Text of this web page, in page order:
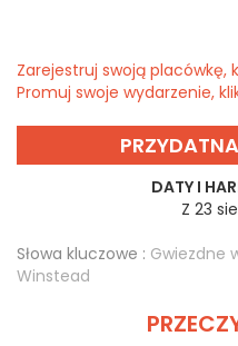
Zarejestruj swoją placówkę,
Promuj swoje wydarzenie,
DATY I
Z 23
Słowa kluczowe : Gwiezdne
Winstead